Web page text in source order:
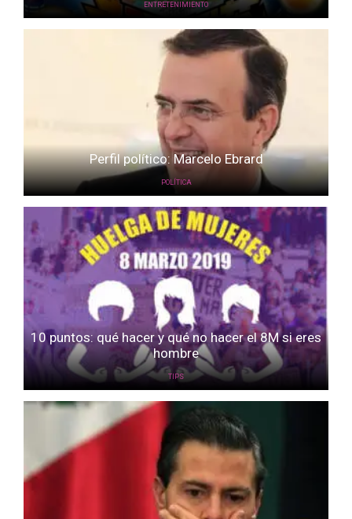
ENTRETENIMIENTO
Perfil político: Marcelo Ebrard
POLÍTICA
10 puntos: qué hacer y qué no hacer el 8M si eres
hombre
TIPS